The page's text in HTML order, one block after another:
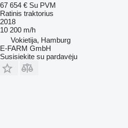
67 654 € Su PVM
Ratinis traktorius
2018
10 200 m/h
Vokietija, Hamburg
E-FARM GmbH
Susisiekite su pardavėju